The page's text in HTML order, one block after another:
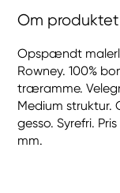
Om produktet
Opspændt
Rowney. 100%
træramme.
Medium struktur.
gesso. Syrefri.
mm.